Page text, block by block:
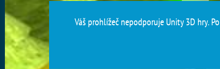
Váš prohlížeč nepodporuje Unity 3D hry.